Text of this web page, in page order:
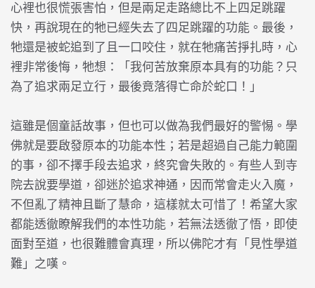
心裡也很慌張害怕，但是兩足走路總比不上四足跳躍
快，再說現在的牠已經失去了四足跳躍的功能。最後，
牠還是被蛇追到了且一口咬住，就在牠痛苦掙扎時，心
裡非常後悔，牠想：「我何苦放棄原本具有的功能？只
為了追求兩足立行，最後竟落得亡命於蛇口！」
這雖是個童話故事，但也可以做為我們最好的警惕。學
佛就是要啟發原本的功能本性；若是超過自己能力範圍
的事，卻不擇手段去追求，終究會失敗的。有些人到寺
院去說要學道，卻迷於追求神通，因而常會走火入魔，
不但亂了精神且斷了慧命，這樣就太可惜了！希望大家
都能透徹瞭解我們的本性功能，若無法透徹了悟，即使
面對至道，也很難體會真理，所以佛陀才有「見性學道
難」之嘆。